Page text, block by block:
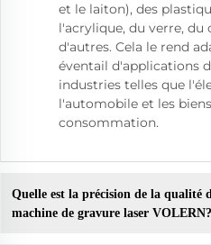
et le laiton), des
l'acrylique, du verre, du
d'autres. Cela le rend
éventail d'applications
industries telles que
l'automobile et les
consommation.
Quelle est la précision de la qualité
machine de gravure laser VOLERN?